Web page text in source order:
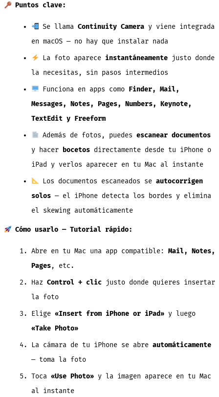
Puntos clave:
Se llamaContinuity Camera y viene integrada
en macOS — no hay que instalar nada
La foto aparece instantáneamente justo donde
la necesitas, sin pasos intermedios
Funciona en apps como Finder, Mail,
Messages, Notes, Pages, Numbers, Keynote,
TextEdit y Freeform
Además de fotos, puedesescanear documentos
y hacer bocetosdirectamente desde tu iPhone o
iPad y verlos aparecer en tu Mac al instante
Los documentos escaneados seautocorrigen
solos— el iPhone detecta los bordes y elimina
el skewing automáticamente
Cómo usarlo — Tutorial rápido:
Abre en tu Mac una app compatible: Mail, Notes,
Pages, etc.
Haz Control + clicjusto donde quieres insertar
la foto
Elige «Insert from iPhone or iPad»y luego
«Take Photo»
La cámara de tu iPhone se abre automáticamente
— toma la foto
Toca «Use Photo»y la imagen aparece en tu Mac
al instante